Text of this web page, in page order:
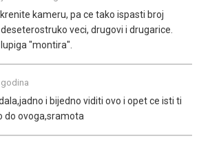
kameru, pa ce tako ispasti broj
veci, drugovi i drugarice.
"montira".
i bijedno viditi ovo i opet ce isti ti
do ovoga,sramota